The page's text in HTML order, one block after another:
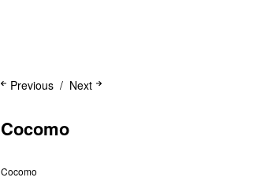
Next
Previous
Cocomo
Cocomo